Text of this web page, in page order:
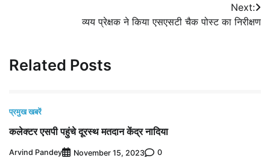
Next:
व्यय प्रेक्षक ने किया एसएसटी चैक पोस्‍ट का निरीक्षण
Related Posts
प्रमुख खबरें
कलेक्टर एसपी पहुंचे दूरस्थ मतदान केंद्र नादिया
Arvind Pandey November 15, 2023 0